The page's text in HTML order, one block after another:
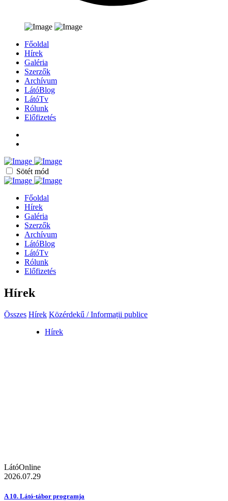
Főoldal
Hírek
Galéria
Szerzők
Archívum
LátóBlog
LátóTv
Rólunk
Előfizetés
Sötét mód
Főoldal
Hírek
Galéria
Szerzők
Archívum
LátóBlog
LátóTv
Rólunk
Előfizetés
Hírek
Összes Hírek Közérdekű / Informații publice
Hírek
LátóOnline
2026.07.29
A 10. Látó-tábor programja